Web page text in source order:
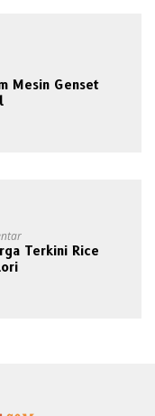
Mesin Genset
Terkini Rice